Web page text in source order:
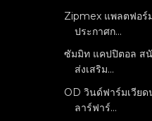
Zipmex แพลตฟอร์
ประกาศก...
ซัมมิท แคปปิตอล ส
ส่งเสริม...
OD วินด์ฟาร์มเวีย
ลาร์ฟาร์...